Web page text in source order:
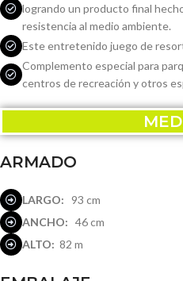
logrando un producto final
resistencia al medio ambiente.
Este entretenido juego de
Complemento especial para
centros de recreación y otros
ARMADO
LARGO: 93 cm
ANCHO: 46 cm
ALTO: 82 m